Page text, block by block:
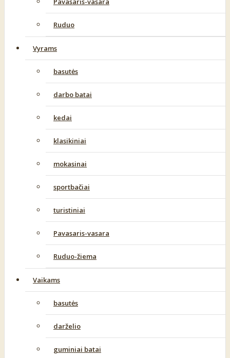
Ruduo
Vyrams
basutės
darbo batai
kedai
klasikiniai
mokasinai
sportbačiai
turistiniai
Pavasaris-vasara
Ruduo-žiema
Vaikams
basutės
darželio
guminiai batai